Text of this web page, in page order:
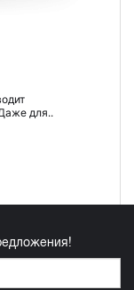
для..